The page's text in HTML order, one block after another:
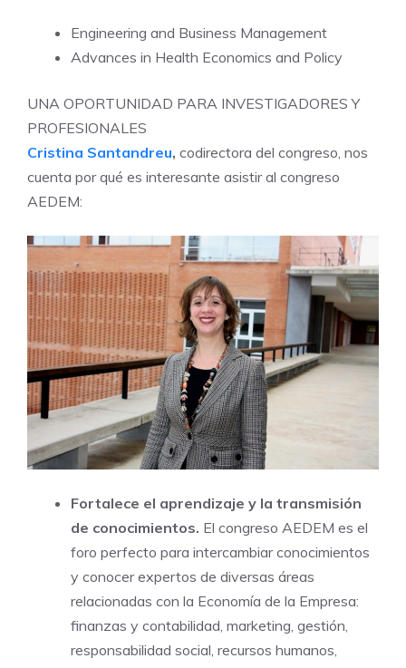
Engineering and Business Management
Advances in Health Economics and Policy
UNA OPORTUNIDAD PARA INVESTIGADORES Y
PROFESIONALES
Cristina Santandreu, codirectora del congreso, nos
cuenta por qué es interesante asistir al congreso
AEDEM:
Fortalece el aprendizaje y la transmisión
de conocimientos. El congreso AEDEM es el
foro perfecto para intercambiar conocimientos
y conocer expertos de diversas áreas
relacionadas con la Economía de la Empresa:
finanzas y contabilidad, marketing, gestión,
responsabilidad social, recursos humanos,